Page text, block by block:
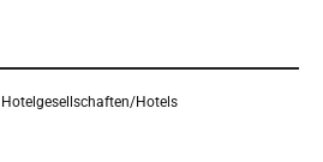
Hotelgesellschaften/Hotels